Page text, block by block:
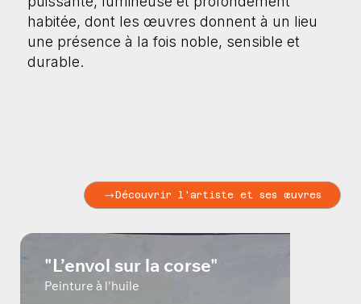
habitée, dont les œuvres donnent à un lieu
une présence à la fois noble, sensible et
durable.
Découvrir l'artiste et ses œuvres
"L’envol sur la corse"
Peinture à l'huile